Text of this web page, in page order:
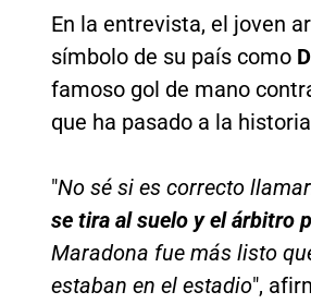
En la entrevista, el joven
símbolo de su país como
famoso gol de mano
que ha pasado a la
"No sé si es correcto
se tira al suelo y el árbitro
Maradona fue más listo
estaban en el estadio",